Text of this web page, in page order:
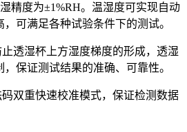
精度为±1%RH。温湿度可实现自动
可满足各种试验条件下的测试。
透湿杯上方湿度梯度的形成，透湿
保证测试结果的准确、可靠性。
双重快速校准模式，保证检测数据